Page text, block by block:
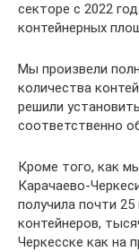
секторе с 2022
контейнерных
Мы произвели
количества
решили
соответственно
Кроме того, как
Карачаево-
получила почти
контейнеров,
Черкесске как на